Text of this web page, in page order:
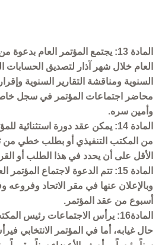
المادة 13: يجتمع المؤتمر العام
العام خلال شهر آذار لتصديق الحسابات
السنوية ومناقشة التقارير السنوية
محاضر اجتماعات المؤتمر في سجل خاص
وأمين سره.
المادة 14: يمكن عقد دورة استثنائية
من المكتب التنفيذي أو بطلب خطي من
الأقل على أن يحدد في هذا الطلب أو
المادة 15: تتم الدعوة لاجتماع
وبالإعلان عنها في مقر الاتحاد
أسبوع من عقد المؤتمر.
المادة16: يرأس الاجتماعات رئيس
حال غيابه، أما في المؤتمر الانتخابي